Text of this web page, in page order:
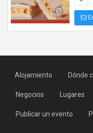
Alojamiento Dónde
Negocios Lugares
Publicar un evento